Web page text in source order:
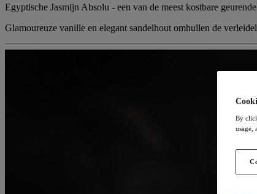
Egyptische Jasmijn Absolu - een van de meest kostbare
Glamoureuze vanille en elegant sandelhout omhullen de
By
usage,